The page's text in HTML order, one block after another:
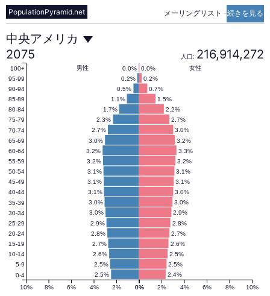
メーリングリスト -続きを見る
PopulationPyramid.net
中
央
ア
メ
リ
カ
の
人
中央アメリカ
2075
人口: 216,914,272
2.4%
2.5%
2.5%
2.5%
2.5%
2.6%
2.6%
2.7%
2.7%
2.8%
2.8%
2.9%
2.9%
3.0%
3.0%
3.0%
3.0%
3.1%
3.1%
3.1%
3.1%
3.1%
3.2%
3.2%
3.3%
3.2%
3.2%
3.0%
3.0%
2.7%
2.7%
2.3%
2.2%
1.7%
1.5%
1.1%
0.7%
0.5%
0.2%
0.2%
0.0%
0.0% 女性
男性
0% 2% 4% 6% 8% 10%
10% 8% 6% 4% 2% 0%
0-4
5-9
10-14
15-19
20-24
25-29
30-34
35-39
40-44
45-49
50-54
55-59
60-64
65-69
70-74
75-79
80-84
85-89
90-94
95-99
100+